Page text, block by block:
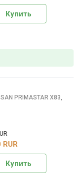
Купить
PRIMASTAR X83,
RUR
Купить